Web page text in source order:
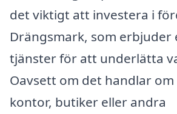
det viktigt att investera i
Drängsmark, som erbjuder
tjänster för att underlätta
Oavsett om det handlar
kontor, butiker eller andra